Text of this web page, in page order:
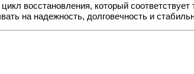
восстановления, который
на надежность, долговечность и